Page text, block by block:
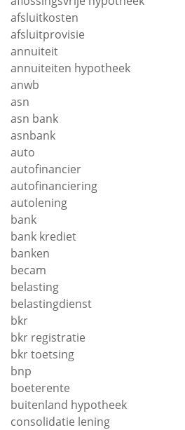
afsluitkosten
afsluitprovisie
annuiteit
annuiteiten hypotheek
anwb
asn
asn bank
asnbank
auto
autofinancier
autofinanciering
autolening
bank
bank krediet
banken
becam
belasting
belastingdienst
bkr
bkr registratie
bkr toetsing
bnp
boeterente
buitenland hypotheek
consolidatie lening